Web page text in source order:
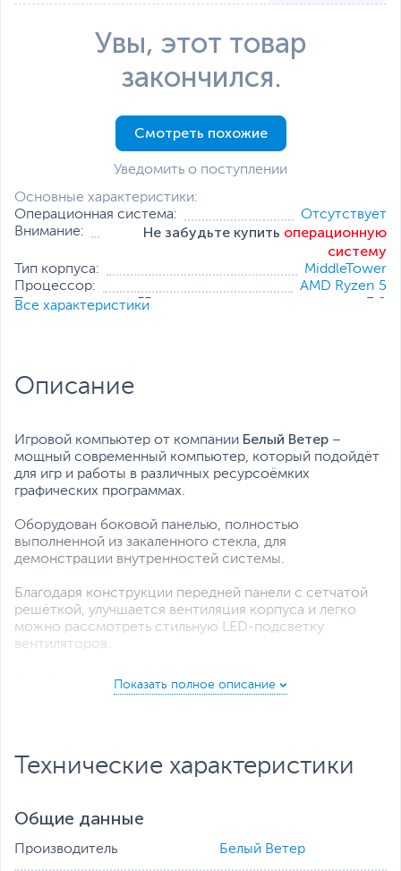
Основные характеристики:
Операционная система:
Отсутствует
Внимание:
Не забудьте купить операционную
систему
Тип корпуса:
MiddleTower
Процессор:
AMD Ryzen 5
Тактовая частота, ГГц:
Видеокарта:
Все характеристики
Увы, этот товар
закончился.
Смотреть похожие
Уведомить о поступлении
Описание
Игровой компьютер от компании Белый Ветер –
мощный современный компьютер, который подойдёт
для игр и работы в различных ресурсоёмких
графических программах.
Оборудован боковой панелью, полностью
выполненной из закаленного стекла, для
демонстрации внутренностей системы.
Благодаря конструкции передней панели с сетчатой
решёткой, улучшается вентиляция корпуса и легко
можно рассмотреть стильную LED-подсветку
вентиляторов.
В этой модели реализована особая система
охлаждения, для поддержания оптимальной
современный дизайн позволят сделать выбор в пользу
данной модели настольного ПК.
Все комплектующие протестированы и готовы к
работе, а также имеется гарантия сроком на 1 год.
Технические характеристики
Общие данные
Производитель Белый Ветер